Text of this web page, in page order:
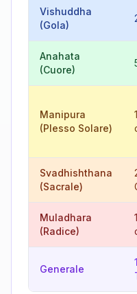
Vishuddha
(Gola)
Anahata
(Cuore)
Manipura
(Plesso Solare)
Svadhishthana
(Sacrale)
Muladhara
(Radice)
Generale